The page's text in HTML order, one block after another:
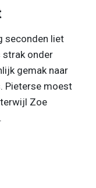
seconden liet
strak onder
gemak naar
Pieterse moest
Zoe